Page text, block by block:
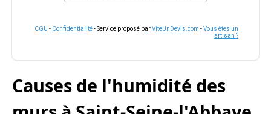
CGU - Confidentialité- Service proposé parViteUnDevis.com -Vous êtes un
artisan ?
Causes de l'humidité des